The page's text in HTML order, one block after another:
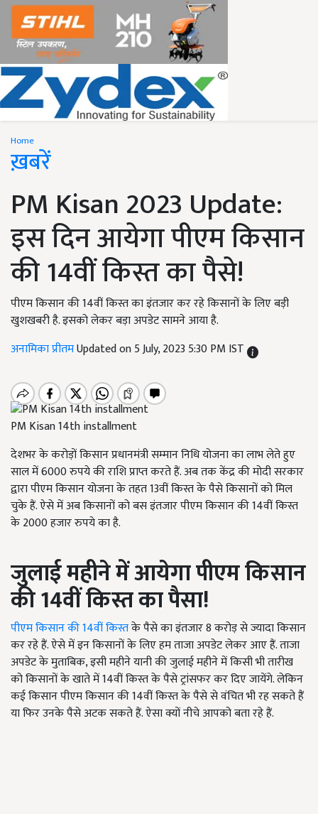
Home
ख़बरें
PM Kisan 2023 Update:
इस दिन आयेगा पीएम किसान
की 14वीं किस्त का पैसे!
पीएम किसान की 14वीं किस्त का इंतजार कर रहे किसानों के लिए बड़ी
खुशखबरी है. इसको लेकर बड़ा अपडेट सामने आया है.
अनामिका प्रीतमUpdated on 5 July, 2023 5:30 PM IST
PM Kisan 14th installment
देशभर के करोड़ों किसान प्रधानमंत्री सम्मान निधि योजना का लाभ लेते हुए
साल में 6000 रुपये की राशि प्राप्त करते हैं. अब तक केंद्र की मोदी सरकार
द्वारा पीएम किसान योजना के तहत 13वीं किस्त के पैसे किसानों को मिल
चुके हैं. ऐसे में अब किसानों को बस इंतजार पीएम किसान की 14वीं किस्त
के 2000 हजार रुपये का है.
जुलाई महीने में आयेगा पीएम किसान
की 14वीं किस्त का पैसा!
पीएम किसान की 14वीं किस्तके पैसे का इंतजार 8 करोड़ से ज्यादा किसान
कर रहे हैं. ऐसे में इन किसानों के लिए हम ताजा अपडेट लेकर आए हैं. ताजा
अपडेट के मुताबिक, इसी महीने यानी की जुलाई महीने में किसी भी तारीख
को किसानों के खाते में 14वीं किस्त के पैसे ट्रांसफर कर दिए जायेंगे. लेकिन
कई किसान पीएम किसान की 14वीं किस्त के पैसे से वंचित भी रह सकते हैं
या फिर उनके पैसे अटक सकते हैं. ऐसा क्यों नीचे आपको बता रहे हैं.